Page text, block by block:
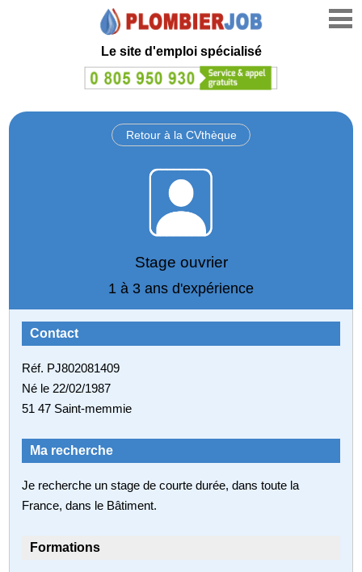
Le site d'emploi spécialisé
Retour à la CVthèque
Stage ouvrier
1 à 3 ans d'expérience
Contact
Réf. PJ802081409
Né le 22/02/1987
51 47 Saint-memmie
Ma recherche
Je recherche un stage de courte durée, dans toute la
France, dans le Bâtiment.
Formations